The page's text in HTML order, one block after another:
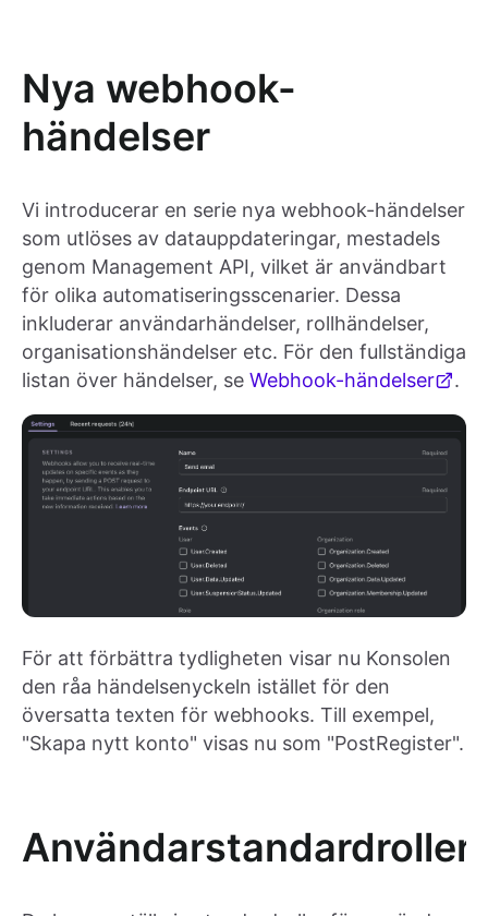
Nya webhook-
händelser
Vi introducerar en serie nya webhook-händelser
som utlöses av datauppdateringar, mestadels
genom Management API, vilket är användbart
för olika automatiseringsscenarier. Dessa
inkluderar användarhändelser, rollhändelser,
organisationshändelser etc. För den fullständiga
listan över händelser, se Webhook-händelser .
För att förbättra tydligheten visar nu Konsolen
den råa händelsenyckeln istället för den
översatta texten för webhooks. Till exempel,
"Skapa nytt konto" visas nu som "PostRegister".
Användarstandardroller